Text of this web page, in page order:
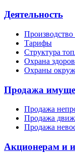
Деятельность
Производство
Тарифы
Структура
Охрана
Охраны
Продажа
Продажа
Продажа
Продажа
Акционерам и